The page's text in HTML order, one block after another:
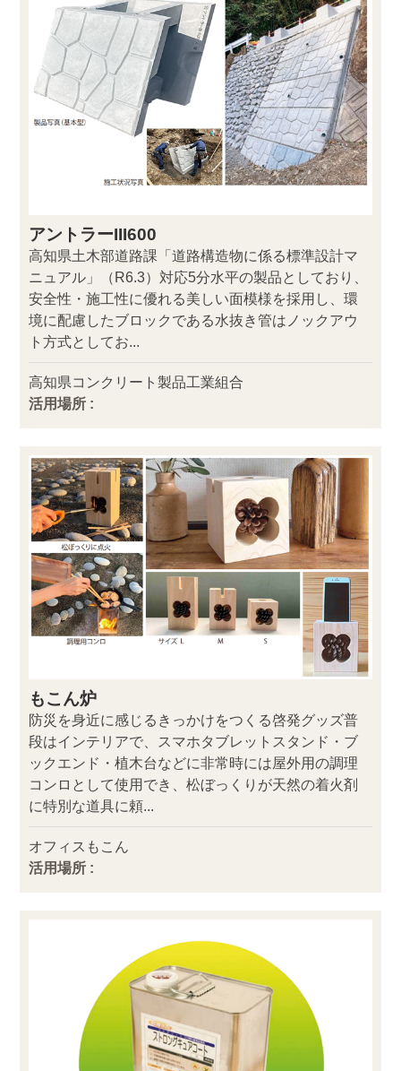
アントラーIII600
高知県土木部道路課「道路構造物に係る標準設計マ
ニュアル」（R6.3）対応5分水平の製品としており、
安全性・施工性に優れる美しい面模様を採用し、環
境に配慮したブロックである水抜き管はノックアウ
ト方式としてお...
高知県コンクリート製品工業組合
活用場所 :
もこん炉
防災を身近に感じるきっかけをつくる啓発グッズ普
段はインテリアで、スマホタブレットスタンド・ブ
ックエンド・植木台などに非常時には屋外用の調理
コンロとして使用でき、松ぼっくりが天然の着火剤
に特別な道具に頼...
オフィスもこん
活用場所 :